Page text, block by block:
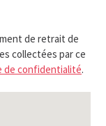
de retrait de
collectées par ce
de confidentialité.